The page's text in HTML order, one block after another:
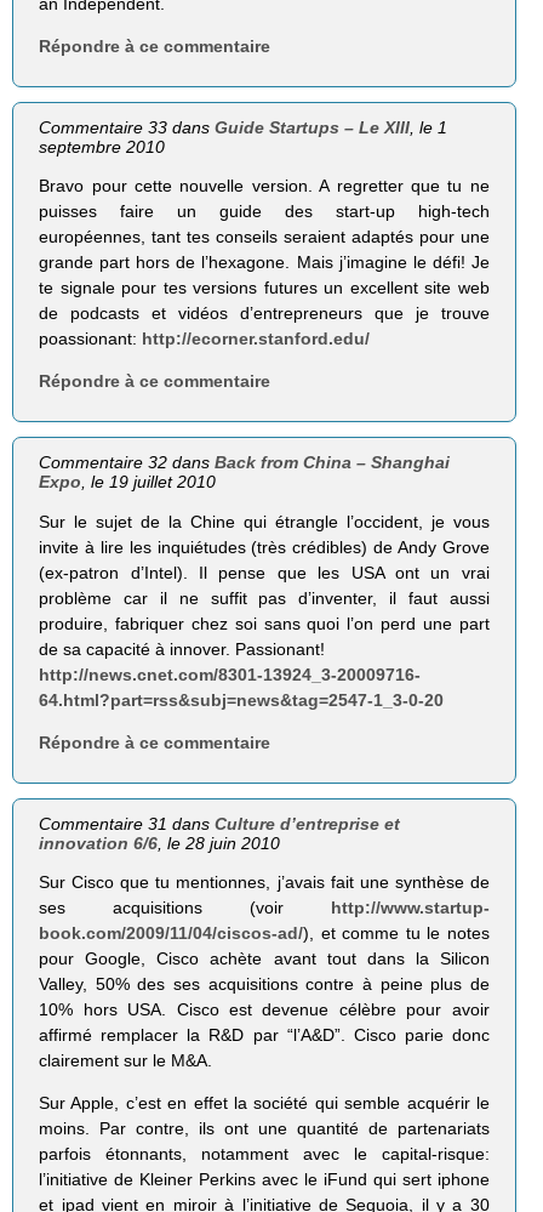
Répondre à ce commentaire
Commentaire 33 dansGuide Startups – Le XIII, le 1
septembre 2010
Bravo pour cette nouvelle version. A regretter que tu ne
puisses faire un guide des start-up high-tech
européennes, tant tes conseils seraient adaptés pour une
grande part hors de l’hexagone. Mais j’imagine le défi! Je
te signale pour tes versions futures un excellent site web
de podcasts et vidéos d’entrepreneurs que je trouve
poassionant: http://ecorner.stanford.edu/
Répondre à ce commentaire
Commentaire 32 dansBack from China – Shanghai
Expo, le 19 juillet 2010
Sur le sujet de la Chine qui étrangle l’occident, je vous
invite à lire les inquiétudes (très crédibles) de Andy Grove
(ex-patron d’Intel). Il pense que les USA ont un vrai
problème car il ne suffit pas d’inventer, il faut aussi
produire, fabriquer chez soi sans quoi l’on perd une part
de sa capacité à innover. Passionant!
http://news.cnet.com/8301-13924_3-20009716-
64.html?part=rss&subj=news&tag=2547-1_3-0-20
Répondre à ce commentaire
Commentaire 31 dansCulture d’entreprise et
innovation 6/6 , le 28 juin 2010
Sur Cisco que tu mentionnes, j’avais fait une synthèse de
ses acquisitions (voir http://www.startup-
book.com/2009/11/04/ciscos-ad/), et comme tu le notes
pour Google, Cisco achète avant tout dans la Silicon
Valley, 50% des ses acquisitions contre à peine plus de
10% hors USA. Cisco est devenue célèbre pour avoir
affirmé remplacer la R&D par “l’A&D”. Cisco parie donc
clairement sur le M&A.
Sur Apple, c’est en effet la société qui semble acquérir le
moins. Par contre, ils ont une quantité de partenariats
parfois étonnants, notamment avec le capital-risque:
l’initiative de Kleiner Perkins avec le iFund qui sert iphone
et ipad vient en miroir à l’initiative de Sequoia, il y a 30